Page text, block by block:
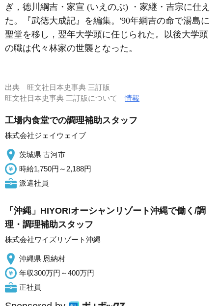
ぎ，徳川綱吉・家宣 (いえのぶ) ・家継・吉宗に仕え
た。『武徳大成記』を編集。'90年綱吉の命で湯島に
聖堂を移し，翌年大学頭に任じられた。以後大学頭
の職は代々林家の世襲となった。
出典 旺文社日本史事典 三訂版
旺文社日本史事典 三訂版について情報
工場内食堂での調理補助スタッフ
株式会社ジェイウェイブ
茨城県 古河市
時給1,750円～2,188円
派遣社員
「沖縄」HIYORIオーシャンリゾート沖縄で働く/調
理・調理補助スタッフ
株式会社ワイズリゾート沖縄
沖縄県 恩納村
年収300万円～400万円
正社員